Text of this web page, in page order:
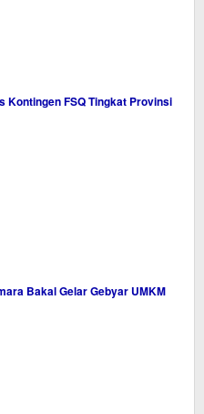
Kontingen FSQ Tingkat Provinsi
Bakal Gelar Gebyar UMKM